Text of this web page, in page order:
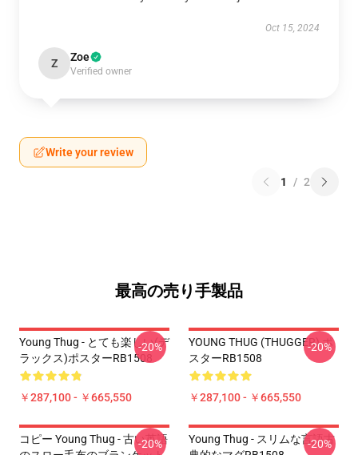
Oct 15, 2024
Z Zoe
Verified owner
Write your review
1 / 2
最高の売り手製品
Young Thug - とても楽しい(デ
ラックス)ポスターRB1508
￥287,100 - ￥665,550
-20%
YOUNG THUG (THUGGER) ポ
スターRB1508
￥287,100 - ￥665,550
-20%
コピー Young Thug - 古い英語
-20%
Young Thug - スリムな言語古
-20%